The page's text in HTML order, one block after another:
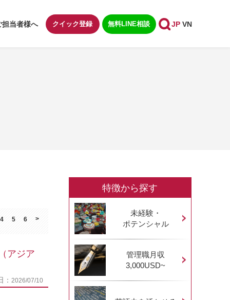
担当者様へ クイック登録 無料LINE相談 JP VN
4 5 6 >
アジア
： 2026/07/10
特徴から探す
未経験・
ポテンシャル
管理職月収
3,000USD~